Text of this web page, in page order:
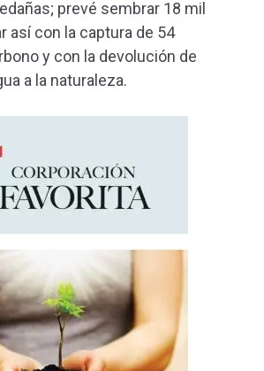
prevé sembrar 18 mil
así con la captura de 54
y con la devolución de
a la naturaleza.